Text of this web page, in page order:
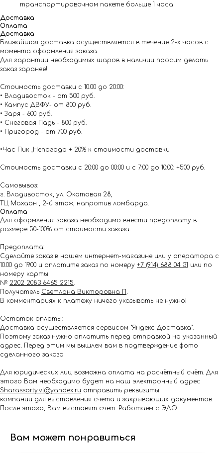
транспортировочном пакете больше 1 часа
Доставка
Оплата
Доставка
Ближайшая доставка осуществляется в течение 2-х часов с
момента оформления заказа.
Для гарантии необходимых шаров в наличии просим делать
заказ заранее!
Стоимость доставки с 10.00 до 20:00:
• Владивосток - от 500 руб.
• Кампус ДВФУ- от 800 руб.
• Заря - 600 руб.
• Снеговая Падь - 800 руб.
• Пригород - от 700 руб.
•Час Пик ,Непогода + 20% к стоимости доставки
Стоимость доставки с 20:00 до 00:00 и с 7:00 до 10:00: +500 руб.
Самовывоз:
г. Владивосток, ул. Окатовая 28,
ТЦ Махаон , 2-й этаж, напротив ломбарда.
Оплата
Для оформления заказа необходимо внести предоплату в
размере 50-100% от стоимости заказа.
Предоплата:
Сделайте заказ в нашем интернет-магазине или у оператора с
10.00 до 19.00 и оплатите заказ по номеру +7 (914) 688 04 31 или по
номеру карты
№ 2202 2083 6465 2215.
Получатель Светлана Викторовна П .
В комментариях к платежу ничего указывать не нужно!
Остаток оплаты:
Доставка осуществляется сервисом "Яндекс Доставка".
Поэтому заказ нужно оплатить перед отправкой на указанный
адрес. Перед этим мы вышлем вам в подтверждение фото
сделанного заказа
Для юридических лиц возможна оплата на расчётный счёт. Для
этого Вам необходимо будет на наш электронный адрес
Shar.assorty.vl@yandex.ru отправить реквизиты
компании для выставления счета и закрывающих документов.
После этого, Вам выставят счет. Работаем с ЭДО.
Вам может понравиться